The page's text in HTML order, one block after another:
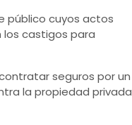
público cuyos actos
los castigos para
seguros por un
la propiedad privada